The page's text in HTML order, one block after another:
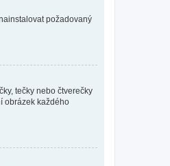
požadovaný
tečky nebo čtverečky
obrázek každého